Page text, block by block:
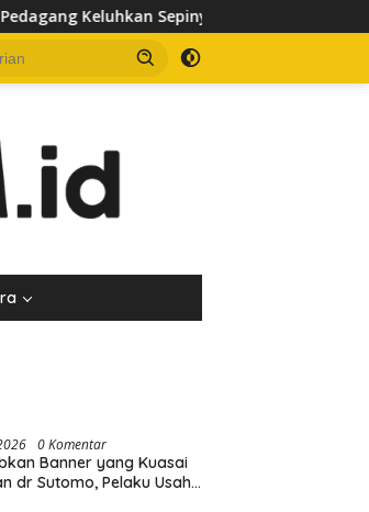
Pasar Pagi Samarinda, Minta Pemkot
0 Komentar
Banner yang Kuasai
dr Sutomo, Pelaku Usaha